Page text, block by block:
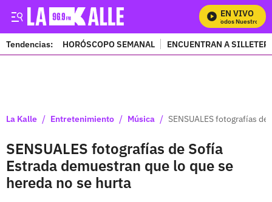
EN VIVO
Mira Todos Nuestros
Tendencias: HORÓSCOPO SEMANAL ENCUENTRAN A
La Kalle / Entretenimiento / Música / SENSUALES fotografías
SENSUALES fotografías de Sofía
Estrada demuestran que lo que se
hereda no se hurta